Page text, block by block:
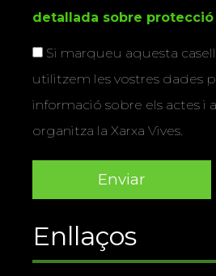
detallada sobre
Si marqueu aquesta
utilitzem les vostres dades
informació sobre els actes i
organitza la Xarxa Vives.
Enllaços